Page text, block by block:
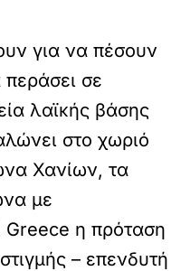
για να πέσουν
σε
λαϊκής βάσης
στο χωριό
Χανίων, τα
με
Greece η πρόταση
– επενδυτή